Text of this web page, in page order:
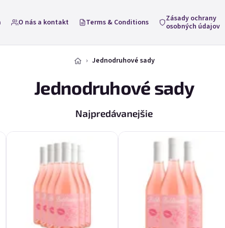
O nás a kontakt Terms & Conditions
Zásady ochrany
osobných údajov
Jednodruhové sady
Jednodruhové sady
Najpredávanejšie